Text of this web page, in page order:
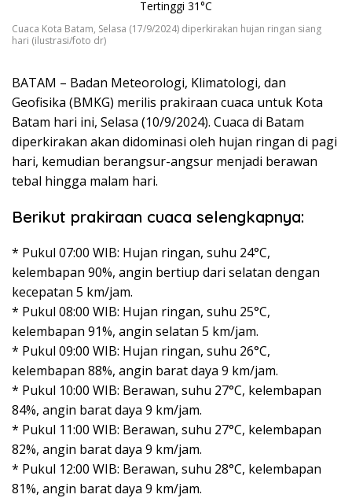
Cuaca Kota Batam, Selasa (17/9/2024) diperkirakan hujan ringan siang
hari (ilustrasi/foto dr)
BATAM – Badan Meteorologi, Klimatologi, dan
Geofisika (BMKG) merilis prakiraan cuaca untuk Kota
Batam hari ini, Selasa (10/9/2024). Cuaca di Batam
diperkirakan akan didominasi oleh hujan ringan di pagi
hari, kemudian berangsur-angsur menjadi berawan
tebal hingga malam hari.
Berikut prakiraan cuaca selengkapnya:
* Pukul 07:00 WIB: Hujan ringan, suhu 24°C,
kelembapan 90%, angin bertiup dari selatan dengan
kecepatan 5 km/jam.
* Pukul 08:00 WIB: Hujan ringan, suhu 25°C,
kelembapan 91%, angin selatan 5 km/jam.
* Pukul 09:00 WIB: Hujan ringan, suhu 26°C,
kelembapan 88%, angin barat daya 9 km/jam.
* Pukul 10:00 WIB: Berawan, suhu 27°C, kelembapan
84%, angin barat daya 9 km/jam.
* Pukul 11:00 WIB: Berawan, suhu 27°C, kelembapan
82%, angin barat daya 9 km/jam.
* Pukul 12:00 WIB: Berawan, suhu 28°C, kelembapan
81%, angin barat daya 9 km/jam.